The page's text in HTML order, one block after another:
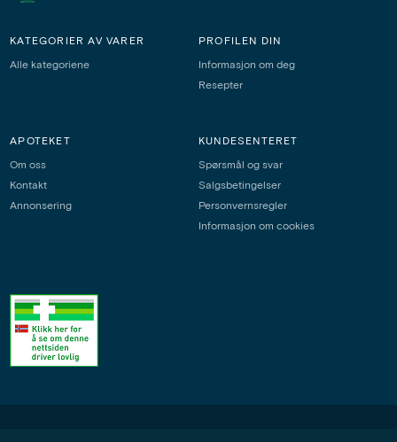
KATEGORIER AV VARER
Alle kategoriene
PROFILEN DIN
Informasjon om deg
Resepter
APOTEKET
Om oss
Kontakt
Annonsering
KUNDESENTERET
Spørsmål og svar
Salgsbetingelser
Personvernsregler
Informasjon om cookies